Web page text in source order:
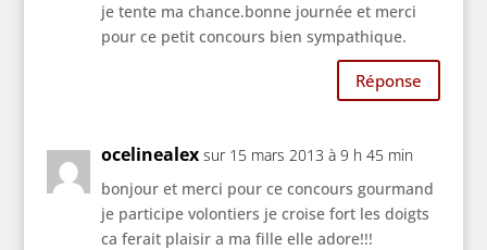
je tente ma chance.bonne journée et merci
pour ce petit concours bien sympathique.
Réponse
ocelinealex sur 15 mars 2013 à 9 h 45 min
bonjour et merci pour ce concours gourmand
je participe volontiers je croise fort les doigts
ca ferait plaisir a ma fille elle adore!!!